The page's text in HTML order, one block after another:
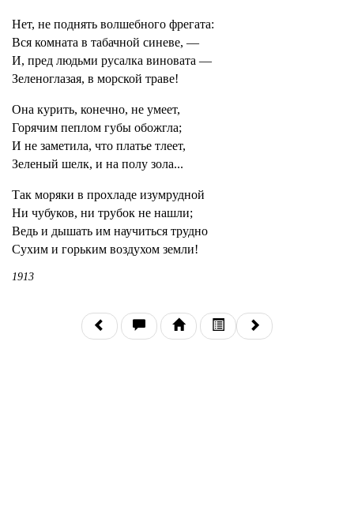
Нет, не поднять волшебного фрегата:
Вся комната в табачной синеве, —
И, пред людьми русалка виновата —
Зеленоглазая, в морской траве!
Она курить, конечно, не умеет,
Горячим пеплом губы обожгла;
И не заметила, что платье тлеет,
Зеленый шелк, и на полу зола...
Так моряки в прохладе изумрудной
Ни чубуков, ни трубок не нашли;
Ведь и дышать им научиться трудно
Сухим и горьким воздухом земли!
1913